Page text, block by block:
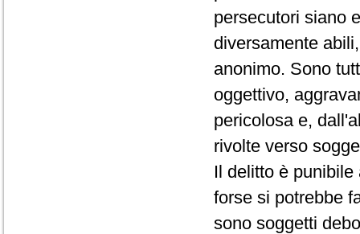
persecutori siano
diversamente
anonimo. Sono
oggettivo,
pericolosa e,
rivolte verso
Il delitto è
forse si potrebbe
sono soggetti